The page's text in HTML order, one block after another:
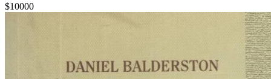
$10000